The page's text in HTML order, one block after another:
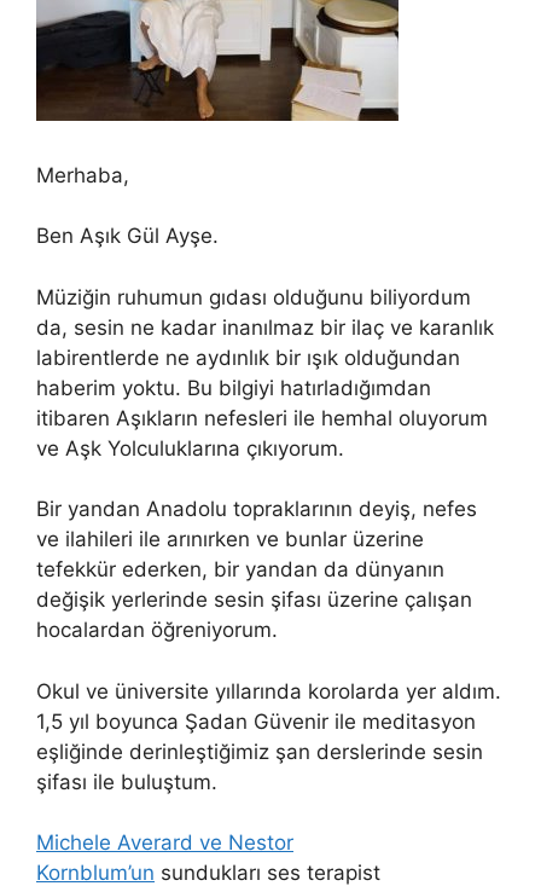
Merhaba,
Ben Aşık Gül Ayşe.
Müziğin ruhumun gıdası olduğunu biliyordum
da, sesin ne kadar inanılmaz bir ilaç ve karanlık
labirentlerde ne aydınlık bir ışık olduğundan
haberim yoktu. Bu bilgiyi hatırladığımdan
itibaren Aşıkların nefesleri ile hemhal oluyorum
ve Aşk Yolculuklarına çıkıyorum.
Bir yandan Anadolu topraklarının deyiş, nefes
ve ilahileri ile arınırken ve bunlar üzerine
tefekkür ederken, bir yandan da dünyanın
değişik yerlerinde sesin şifası üzerine çalışan
hocalardan öğreniyorum.
Okul ve üniversite yıllarında korolarda yer aldım.
1,5 yıl boyunca Şadan Güvenir ile meditasyon
eşliğinde derinleştiğimiz şan derslerinde sesin
şifası ile buluştum.
Michele Averard ve Nestor
Kornblum’un sundukları ses terapist